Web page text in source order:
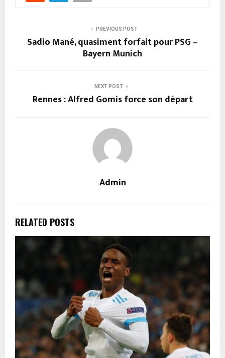
PREVIOUS POST
Sadio Mané, quasiment forfait pour PSG –
Bayern Munich
NEXT POST
Rennes : Alfred Gomis force son départ
Admin
RELATED POSTS